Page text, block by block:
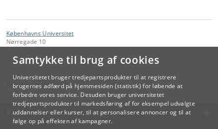
Samtykke til brug af cookies
Universitetet bruger tredjepartsprodukter til at registrere
brugernes adfærd på hjemmesiden (statistik) for løbende at
forbedre vores service. Desuden bruger universitetet
tredjepartsprodukter til markedsføring af for eksempel udvalgte
uddannelser eller kurser, til at personalisere annoncer og til at
følge op på effekten af kampagner.
Københavns Universitet
Nørregade 10
Videreuddannelse og Livslang Læring
lifelonglearning@adm.ku.dk
KØBENHAVNS UNIVERSITET